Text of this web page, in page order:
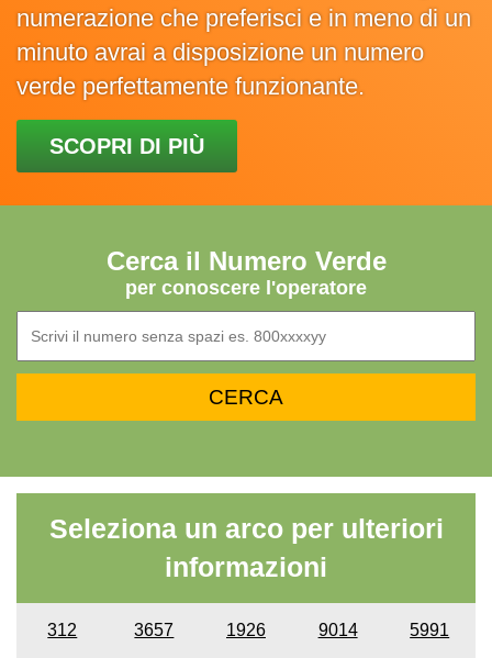
numerazione che preferisci e in meno di un
minuto avrai a disposizione un numero
verde perfettamente funzionante.
SCOPRI DI PIÙ
Cerca il Numero Verde
per conoscere l'operatore
Seleziona un arco per ulteriori
informazioni
312 3657 1926 9014 5991